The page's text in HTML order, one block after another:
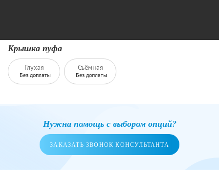
Крышка пуфа
Глухая
Без доплаты
Съёмная
Без доплаты
Нужна помощь с выбором опций?
ЗАКАЗАТЬ ЗВОНОК КОНСУЛЬТАНТА